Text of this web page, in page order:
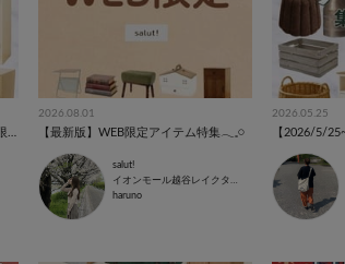
【新商品あり】【2026/3/2~】WEB限定アイテム特集⚘⚘⚘
2026.08.01
【最新版】WEB限定アイテム特集𓂃𓈒𓏸
salut!
イオンモール越谷レイクタウン店
haruno
2026.05.25